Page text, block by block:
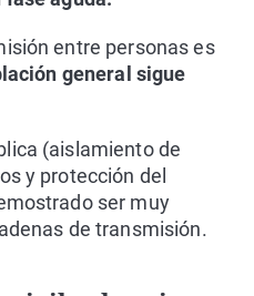
entre personas es
general sigue
(aislamiento de
y protección del
ser muy
de transmisión.